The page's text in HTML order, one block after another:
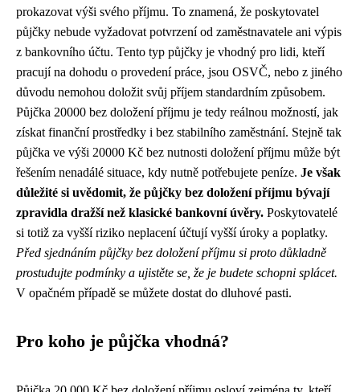
prokazovat výši svého příjmu. To znamená, že poskytovatel
půjčky nebude vyžadovat potvrzení od zaměstnavatele ani výpis
z bankovního účtu. Tento typ půjčky je vhodný pro lidi, kteří
pracují na dohodu o provedení práce, jsou OSVČ, nebo z jiného
důvodu nemohou doložit svůj příjem standardním způsobem.
Půjčka 20000 bez doložení příjmu je tedy reálnou možností, jak
získat finanční prostředky i bez stabilního zaměstnání. Stejně tak
půjčka ve výši 20000 Kč bez nutnosti doložení příjmu může být
řešením nenadálé situace, kdy nutně potřebujete peníze. Je však
důležité si uvědomit, že půjčky bez doložení příjmu bývají
zpravidla dražší než klasické bankovní úvěry. Poskytovatelé
si totiž za vyšší riziko neplacení účtují vyšší úroky a poplatky.
Před sjednáním půjčky bez doložení příjmu si proto důkladně
prostudujte podmínky a ujistěte se, že je budete schopni splácet.
V opačném případě se můžete dostat do dluhové pasti.
Pro koho je půjčka vhodná?